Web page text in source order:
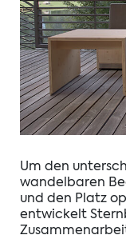
Um den
wandelbaren
und den Platz
entwickelt